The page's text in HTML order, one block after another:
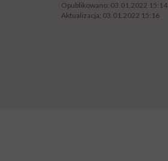
Opublikowano: 03.01.2022 15:14
Aktualizacja: 03.01.2022 15:16